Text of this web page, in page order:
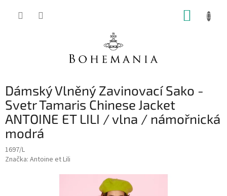
Dámský Vlněný Zavinovací Sako -
Svetr Tamaris Chinese Jacket
ANTOINE ET LILI / vlna / námořnická
modrá
1697/L
Značka: Antoine et Lili